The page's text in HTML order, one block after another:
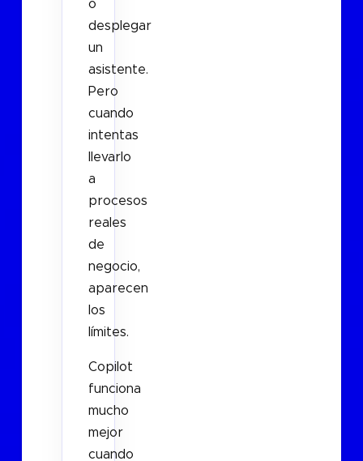
o
desplegar
un
asistente.
Pero
cuando
intentas
llevarlo
a
procesos
reales
de
negocio,
aparecen
los
límites.
Copilot
funciona
mucho
mejor
cuando